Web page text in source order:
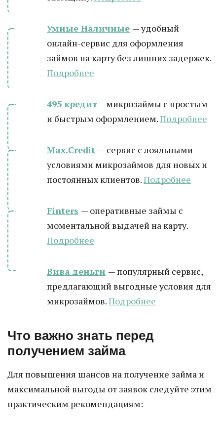
Умные Наличные — удобный
онлайн-сервис для оформления
займов на карту без лишних задержек.
Подробнее
495 кредит— микрозаймы с простым
и быстрым оформлением.Подробнее
Max.Credit — сервис с лояльными
условиями микрозаймов для новых и
постоянных клиентов.Подробнее
Finters — оперативные займы с
моментальной выдачей на карту.
Подробнее
Вива деньги — популярный сервис,
предлагающий выгодные условия для
микрозаймов.Подробнее
Что важно знать перед
получением займа
Для повышения шансов на получение займа и
максимальной выгоды от заявок следуйте этим
практическим рекомендациям: